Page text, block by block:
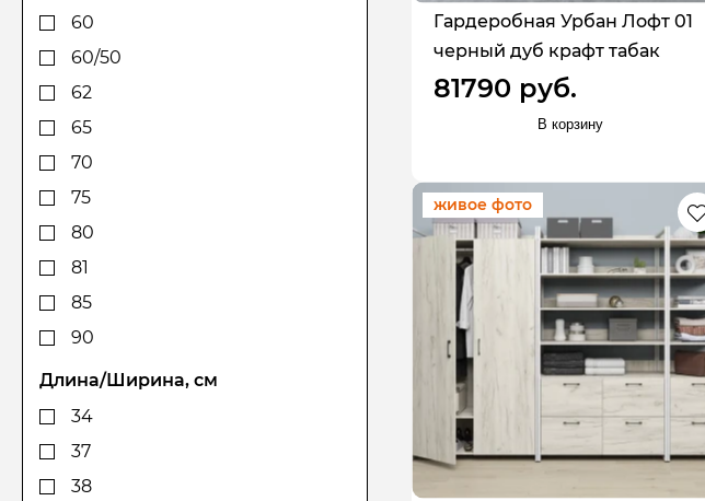
60
60/50
62
65
70
75
80
81
85
90
102
110,4
112,5
113
Длина/Ширина, см
34
37
38
Гардеробная Урбан Лофт 01
черный дуб крафт табак
81790 руб.
В корзину
живое фото